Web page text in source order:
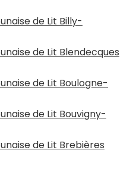
de Lit Billy-
de Lit Blendecques
de Lit Boulogne-
de Lit Bouvigny-
de Lit Brebières